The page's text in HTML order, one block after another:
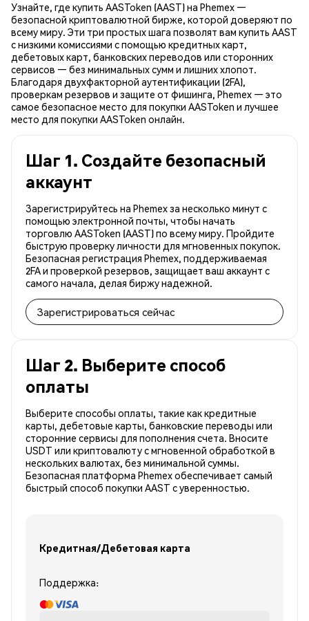
Узнайте, где купить AASToken (AAST) на Phemex —
безопасной криптовалютной бирже, которой доверяют по
всему миру. Эти три простых шага позволят вам купить AAST
с низкими комиссиями с помощью кредитных карт,
дебетовых карт, банковских переводов или сторонних
сервисов — без минимальных сумм и лишних хлопот.
Благодаря двухфакторной аутентификации (2FA),
проверкам резервов и защите от фишинга, Phemex — это
самое безопасное место для покупки AASToken и лучшее
место для покупки AASToken онлайн.
Шаг 1. Создайте безопасный
аккаунт
Зарегистрируйтесь на Phemex за несколько минут с
помощью электронной почты, чтобы начать
торговлю AASToken (AAST) по всему миру. Пройдите
быструю проверку личности для мгновенных покупок.
Безопасная регистрация Phemex, поддерживаемая
2FA и проверкой резервов, защищает ваш аккаунт с
самого начала, делая биржу надежной.
Зарегистрироваться сейчас
Шаг 2. Выберите способ
оплаты
Выберите способы оплаты, такие как кредитные
карты, дебетовые карты, банковские переводы или
сторонние сервисы для пополнения счета. Вносите
USDT или криптовалюту с мгновенной обработкой в
нескольких валютах, без минимальной суммы.
Безопасная платформа Phemex обеспечивает самый
быстрый способ покупки AAST с уверенностью.
Кредитная/Дебетовая карта
Поддержка: